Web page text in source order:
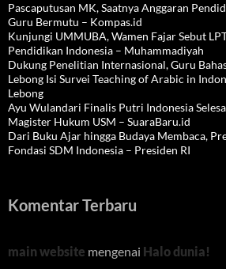
Pascaputusan MK, Saatnya Anggaran
Guru Bermutu – Kompas.id
Kunjungi UMMUBA, Wamen Fajar Sebut
Pendidikan Indonesia – Muhammadiyah
Dukung Penelitian Internasional, Guru
Lebong Isi Survei Teaching of Arabic in
Lebong
Ayu Wulandari Finalis Putri Indonesia
Magister Hukum USM – SuaraBaru.id
Dari Buku Ajar hingga Budaya Membaca,
Fondasi SDM Indonesia – Presiden RI
Komentar Terbaru
main website mengenai Halo dunia!